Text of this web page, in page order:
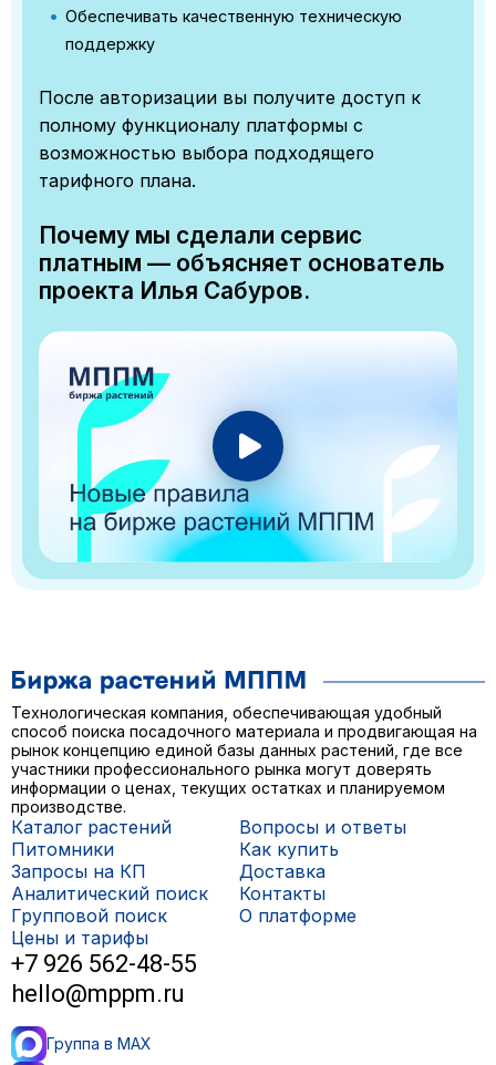
Обеспечивать качественную техническую
поддержку
После авторизации вы получите доступ к
полному функционалу платформы с
возможностью выбора подходящего
тарифного плана.
Почему мы сделали сервис
платным — объясняет основатель
проекта Илья Сабуров.
Технологическая компания, обеспечивающая удобный
способ поиска посадочного материала и продвигающая на
рынок концепцию единой базы данных растений, где все
участники профессионального рынка могут доверять
информации о ценах, текущих остатках и планируемом
производстве.
Каталог растений
Питомники
Запросы на КП
Аналитический поиск
Групповой поиск
Цены и тарифы
Вопросы и ответы
Как купить
Доставка
Контакты
О платформе
+7 926 562-48-55
hello@mppm.ru
Группа в MAX